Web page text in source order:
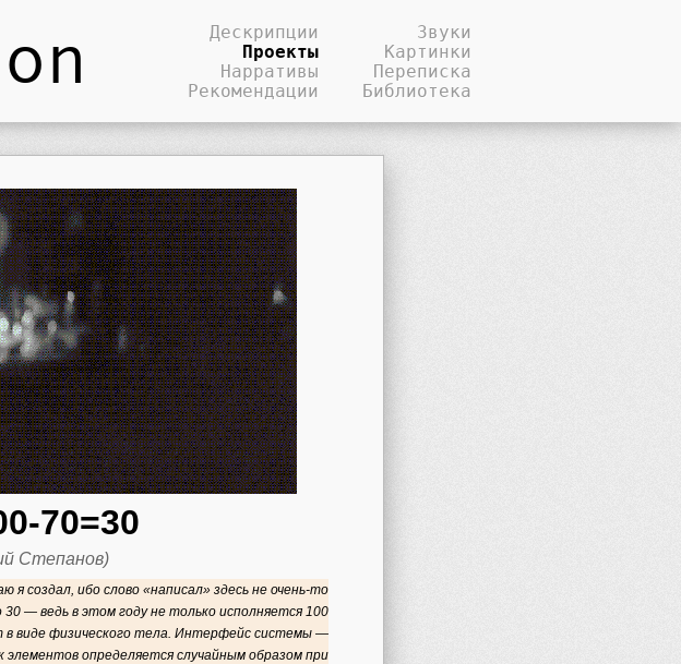
Дескрипции
Проекты
Нарративы
Рекомендации
Звуки
Картинки
Переписка
Библиотека
70=30
Степанов)
создал, ибо слово «написал» здесь не очень-то
— ведь в этом году не только исполняется 100
в виде физического тела. Интерфейс системы —
элементов определяется случайным образом при